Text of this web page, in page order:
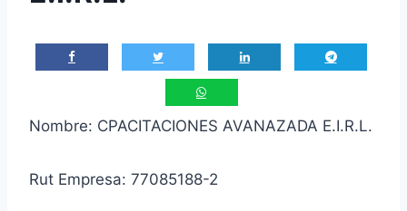
Nombre: CPACITACIONES AVANAZADA E.I.R.L.
Rut Empresa: 77085188-2